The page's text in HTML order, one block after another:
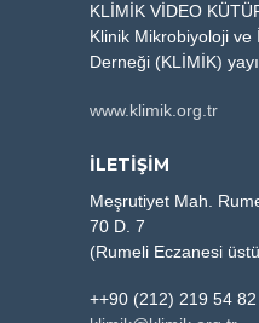
KLİMİK VİDEO
Klinik Mikrobiyoloji ve
Derneği (KLİMİK)
www.klimik.org.tr
İLETİŞİM
Meşrutiyet Mah.
70 D. 7
(Rumeli Eczanesi
++90 (212) 219 54 82